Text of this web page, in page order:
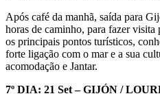
Após café da manhã, saída para
horas de caminho, para fazer visita
os principais pontos turísticos,
forte ligação com o mar e a sua
acomodação e Jantar.
7º DIA: 21 Set – GIJÓN /